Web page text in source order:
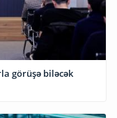
görüşə biləcək